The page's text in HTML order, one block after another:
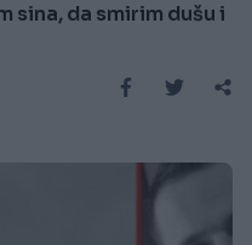
sina, da smirim dušu i